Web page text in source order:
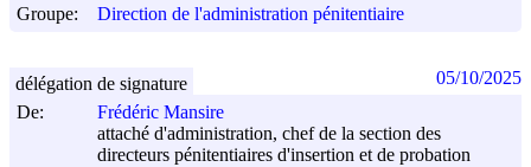
Groupe:
Direction de l'administration pénitentiaire
De:
Frédéric Mansire
attaché d'administration, chef de la section des
directeurs pénitentiaires d'insertion et de probation
délégation de signature 05/10/2025